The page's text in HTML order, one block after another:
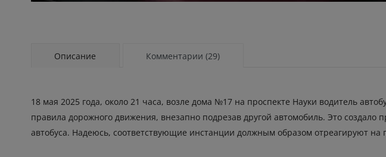
Описание Комментарии (29)
18 мая 2025 года, около 21 часа, возле дома №17 на проспекте Науки водитель
правила дорожного движения, внезапно подрезав другой автомобиль. Это
автобуса. Надеюсь, соответствующие инстанции должным образом отреагируют на